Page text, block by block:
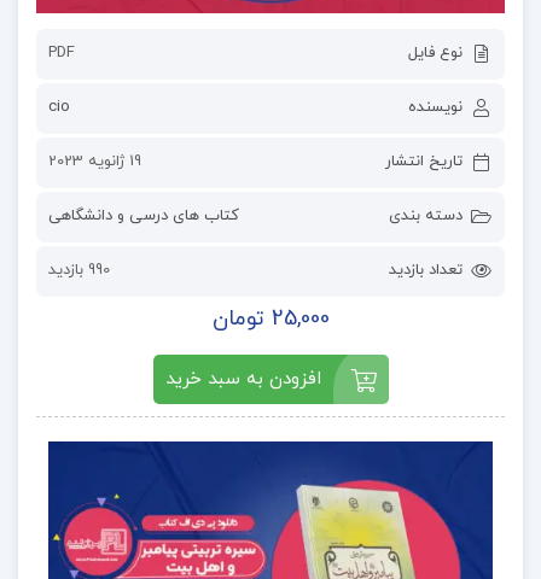
نوع فایل PDF
نویسنده cio
تاریخ انتشار 19 ژانویه 2023
دسته بندی کتاب های درسی و دانشگاهی
تعداد بازدید 990 بازدید
25,000 تومان
افزودن به سبد خرید